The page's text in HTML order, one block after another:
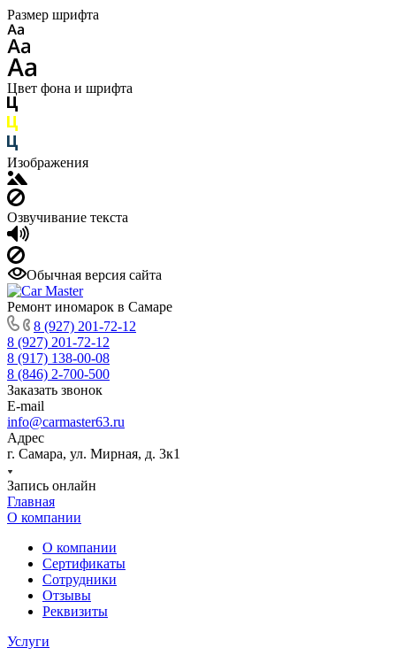
Размер шрифта
Цвет фона и шрифта
Изображения
Озвучивание текста
Обычная версия сайта
Ремонт иномарок в Самаре
8 (927) 201-72-12
8 (927) 201-72-12
8 (917) 138-00-08
8 (846) 2-700-500
Заказать звонок
E-mail
info@carmaster63.ru
Адрес
г. Самара, ул. Мирная, д. 3к1
Запись онлайн
Главная
О компании
О компании
Сертификаты
Сотрудники
Отзывы
Реквизиты
Услуги